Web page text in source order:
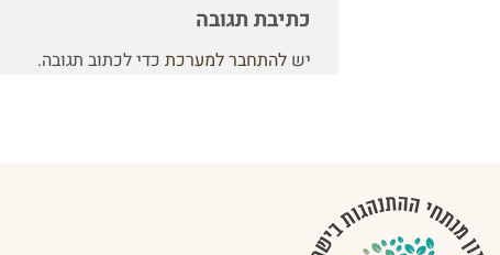
כתיבת תגובה
יש להתחבר למערכת כדי לכתוב תגובה.